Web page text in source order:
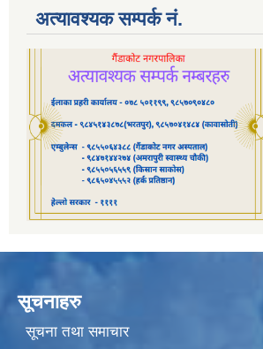
अत्यावश्यक सम्पर्क नं.
सूचनाहरु
सूचना तथा समाचार